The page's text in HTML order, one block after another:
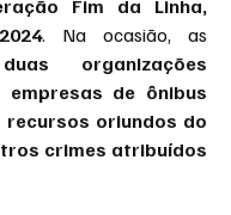
Fim da Linha,
. Na ocasião, as
duas organizações
de ônibus
recursos oriundos do
crimes atribuídos